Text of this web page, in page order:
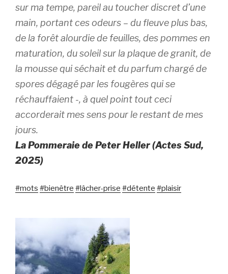
sur ma tempe, pareil au toucher discret d’une
main, portant ces odeurs – du fleuve plus bas,
de la forêt alourdie de feuilles, des pommes en
maturation, du soleil sur la plaque de granit, de
la mousse qui séchait et du parfum chargé de
spores dégagé par les fougères qui se
réchauffaient -, à quel point tout ceci
accorderait mes sens pour le restant de mes
jours.
La Pommeraiede Peter Heller (Actes Sud,
2025)
#mots #bienêtre #lâcher-prise #détente #plaisir